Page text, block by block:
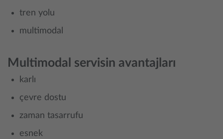
tren yolu
multimodal
Multimodal servisin avantajları
karlı
çevre dostu
zaman tasarrufu
esnek